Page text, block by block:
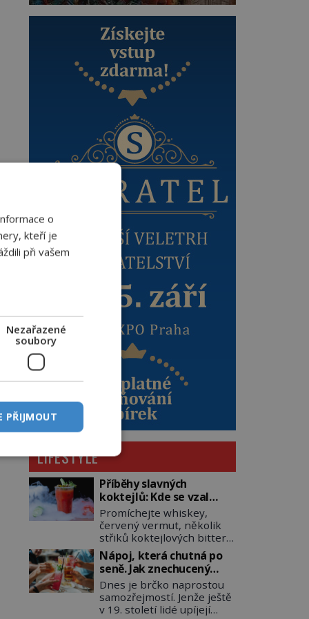
LIFESTYLE
Příběhy slavných
koktejlů: Kde se vzal
Manhattan a Bloody
Mary?
Promíchejte whiskey,
červený vermut, několik
střiků koktejlových bitters
a led, sceďte, ozdobte
koktejlovou třešinkou a
tadá… Manhattan je tu! A
pokud to má být skutečně
on, dejte si pozor, ať místo
klasické americké rye
Nápoj, která chutná po
seně. Jak znechucený
Američan vymyslel brčko
Dnes je brčko naprostou
samozřejmostí. Jenže ještě
v 19. století lidé upíjejí
o
kteří je
při vašem
Nezařazené
soubory
PŘIJMOUT